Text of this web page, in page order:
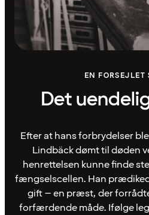
EN
Det
Efter at hans forbrydelser
Lindbäck dømt til døden
henrettelsen kunne finde
fængselscellen. Han
gift – en præst, der
forfærdende måde. Ifølge